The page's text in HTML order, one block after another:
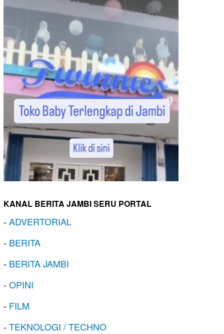
KANAL BERITA JAMBI SERU PORTAL
-ADVERTORIAL
- BERITA
- BERITA JAMBI
-OPINI
- FILM
-TEKNOLOGI / TECHNO